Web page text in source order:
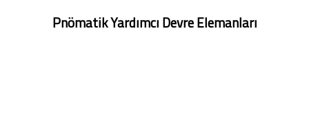
Pnömatik Yardımcı Devre Elemanları